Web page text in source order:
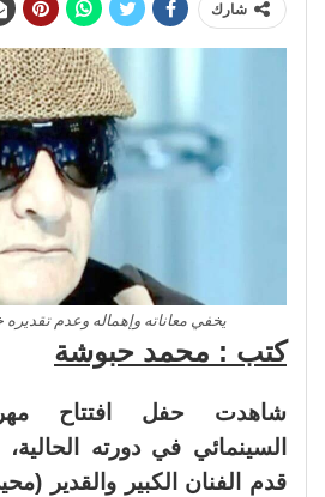
شارك
يخفي معاناته وإهماله وعدم
كتب : محمد حبوشة
شاهدت حفل افتتاح
السينمائي في دورته
قدم الفنان الكبير والقدير